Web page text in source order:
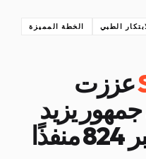
الطبي الخطة المميزة
عززت
يزيد